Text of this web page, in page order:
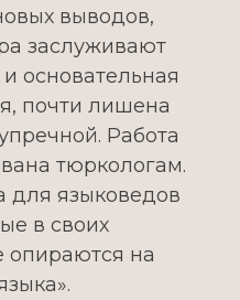
выводов,
заслуживают
основательная
почти лишена
Работа
тюркологам.
для языковедов
в своих
опираются на